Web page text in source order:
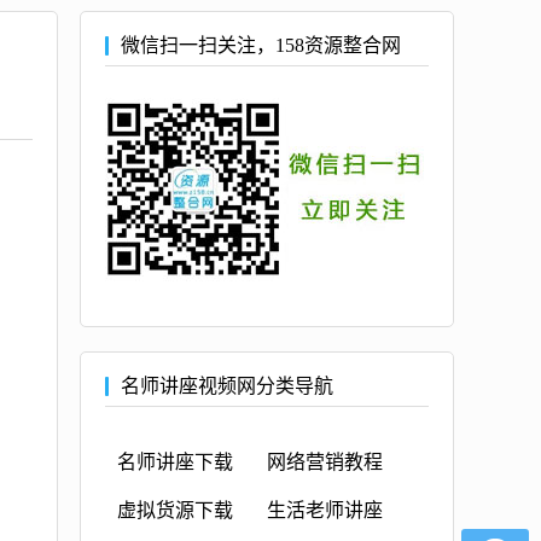
微信扫一扫关注，158资源整合网
名师讲座视频网分类导航
名师讲座下载 网络营销教程
虚拟货源下载 生活老师讲座